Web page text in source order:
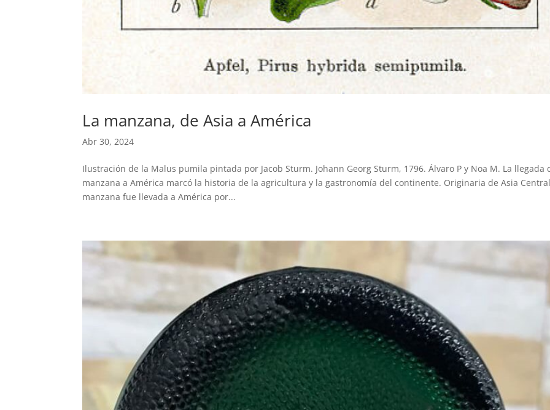
La manzana, de Asia a América
Abr 30, 2024
Ilustración de la Malus pumila pintada por Jacob Sturm. Johann Georg Sturm, 1796. Álvaro P y Noa M. La llegada
manzana a América marcó la historia de la agricultura y la gastronomía del continente. Originaria de Asia
manzana fue llevada a América por...